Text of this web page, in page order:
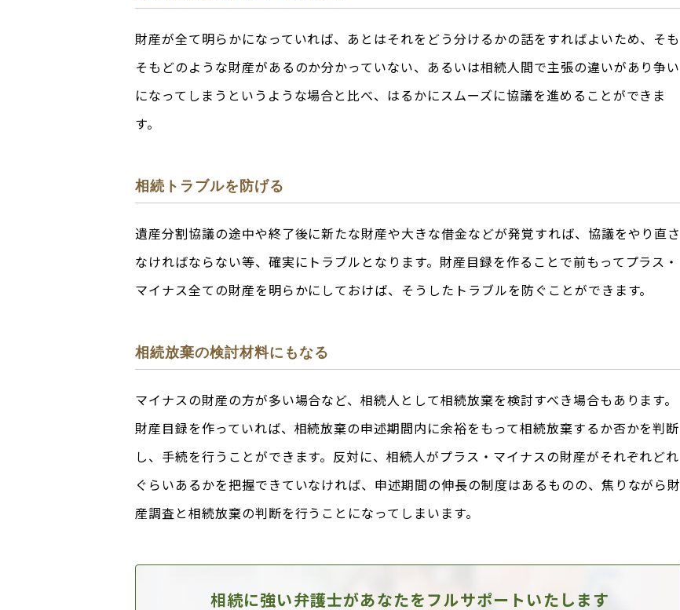
財産が全て明らかになっていれば、あとはそれをどう分けるかの話をすればよいため、そも
そもどのような財産があるのか分かっていない、あるいは相続人間で主張の違いがあり争い
になってしまうというような場合と比べ、はるかにスムーズに協議を進めることができま
す。
相続トラブルを防げる
遺産分割協議の途中や終了後に新たな財産や大きな借金などが発覚すれば、協議をやり直さ
なければならない等、確実にトラブルとなります。財産目録を作ることで前もってプラス・
マイナス全ての財産を明らかにしておけば、そうしたトラブルを防ぐことができます。
相続放棄の検討材料にもなる
マイナスの財産の方が多い場合など、相続人として相続放棄を検討すべき場合もあります。
財産目録を作っていれば、相続放棄の申述期間内に余裕をもって相続放棄するか否かを判断
し、手続を行うことができます。反対に、相続人がプラス・マイナスの財産がそれぞれどれ
ぐらいあるかを把握できていなければ、申述期間の伸長の制度はあるものの、焦りながら財
産調査と相続放棄の判断を行うことになってしまいます。
相続に強い弁護士があなたをフルサポートいたします